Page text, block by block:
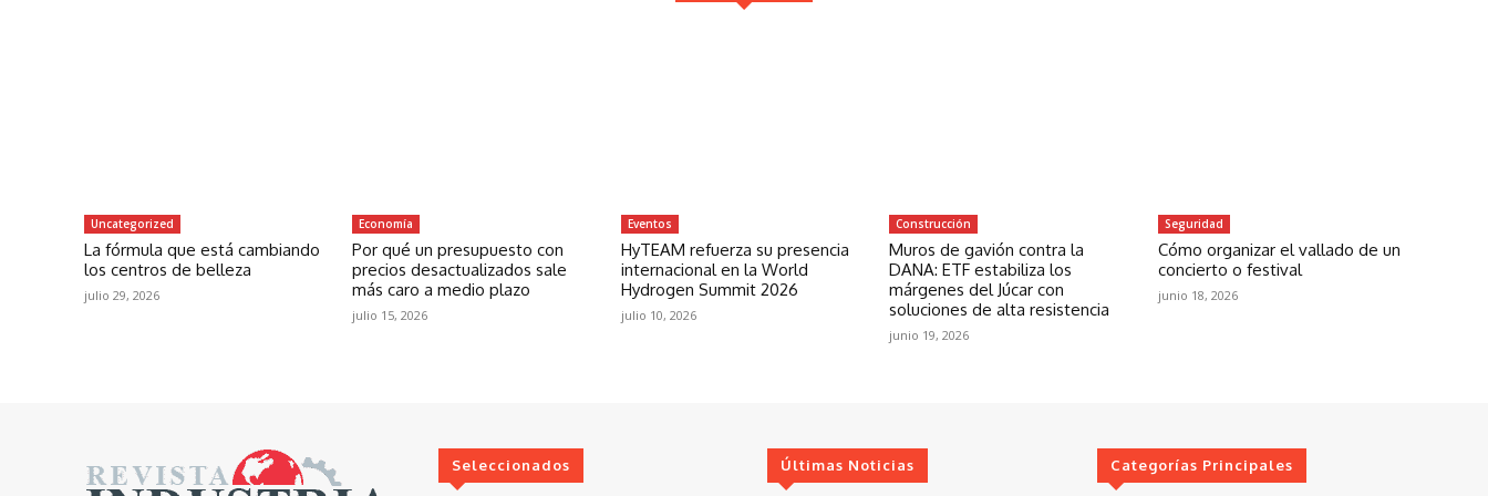
Uncategorized
La fórmula que está cambiando
los centros de belleza
julio 29, 2026
Economía
Por qué un presupuesto con
precios desactualizados sale
más caro a medio plazo
julio 15, 2026
Eventos
HyTEAM refuerza su presencia
internacional en la World
Hydrogen Summit 2026
julio 10, 2026
Construcción
Muros de gavión contra la
DANA: ETF estabiliza los
márgenes del Júcar con
soluciones de alta resistencia
junio 19, 2026
Seguridad
Cómo organizar el vallado de un
concierto o festival
junio 18, 2026
Seleccionados Últimas Noticias Categorías Principales